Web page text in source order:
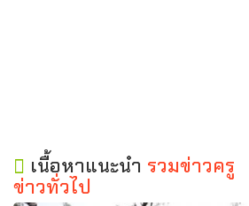
เนื้อหาแนะนำ รวมข่าวครู
ข่าวทั่วไป